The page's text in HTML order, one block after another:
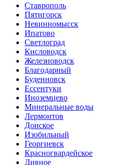
Ставрополь
Пятигорск
Невинномысск
Ипатово
Светлоград
Кисловодск
Железноводск
Благодарный
Буденновск
Ессентуки
Иноземцево
Минеральные воды
Лермонтов
Донское
Изобильный
Георгиевск
Красногвардейское
Дивное